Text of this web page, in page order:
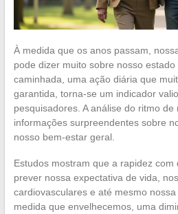
À medida que os anos passam,
pode dizer muito sobre nosso
caminhada, uma ação diária que
garantida, torna-se um indicador
pesquisadores. A análise do ritmo
informações surpreendentes sobre
nosso bem-estar geral.
Estudos mostram que a rapidez com
prever nossa expectativa de vida,
cardiovasculares e até mesmo
medida que envelhecemos, uma